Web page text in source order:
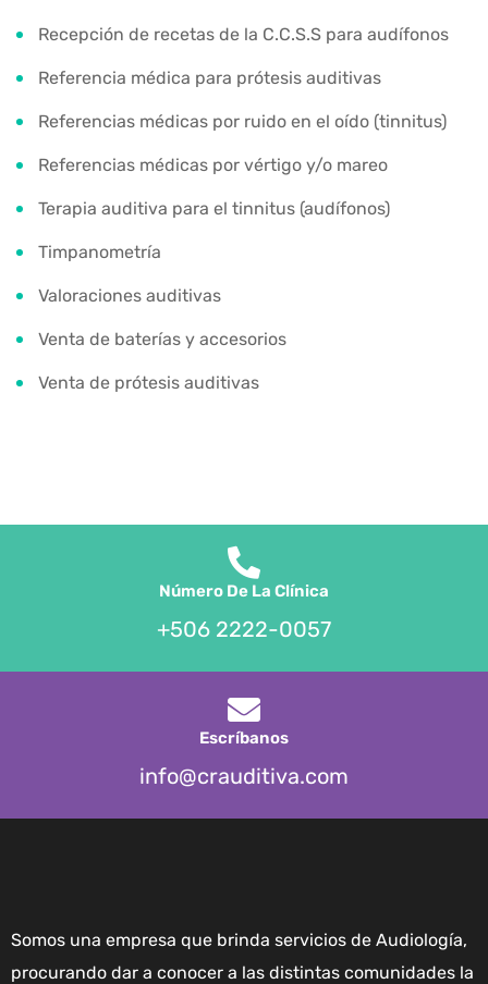
Recepción de recetas de la C.C.S.S para audífonos
Referencia médica para prótesis auditivas
Referencias médicas por ruido en el oído (tinnitus)
Referencias médicas por vértigo y/o mareo
Terapia auditiva para el tinnitus (audífonos)
Timpanometría
Valoraciones auditivas
Venta de baterías y accesorios
Venta de prótesis auditivas
Número De La Clínica
+506 2222-0057
Escríbanos
info@crauditiva.com
Somos una empresa que brinda servicios de Audiología,
procurando dar a conocer a las distintas comunidades la